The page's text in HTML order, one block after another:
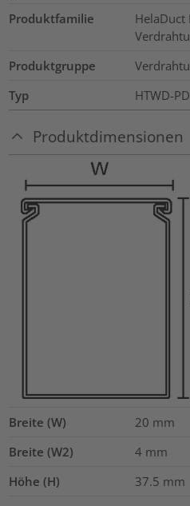
Produktfamilie
HelaDuct
Produktgruppe
Typ
HTWD-
Produktdimensionen
Breite (W) 20 mm
Breite (W2)
4 mm
Höhe (H)
37.5 mm